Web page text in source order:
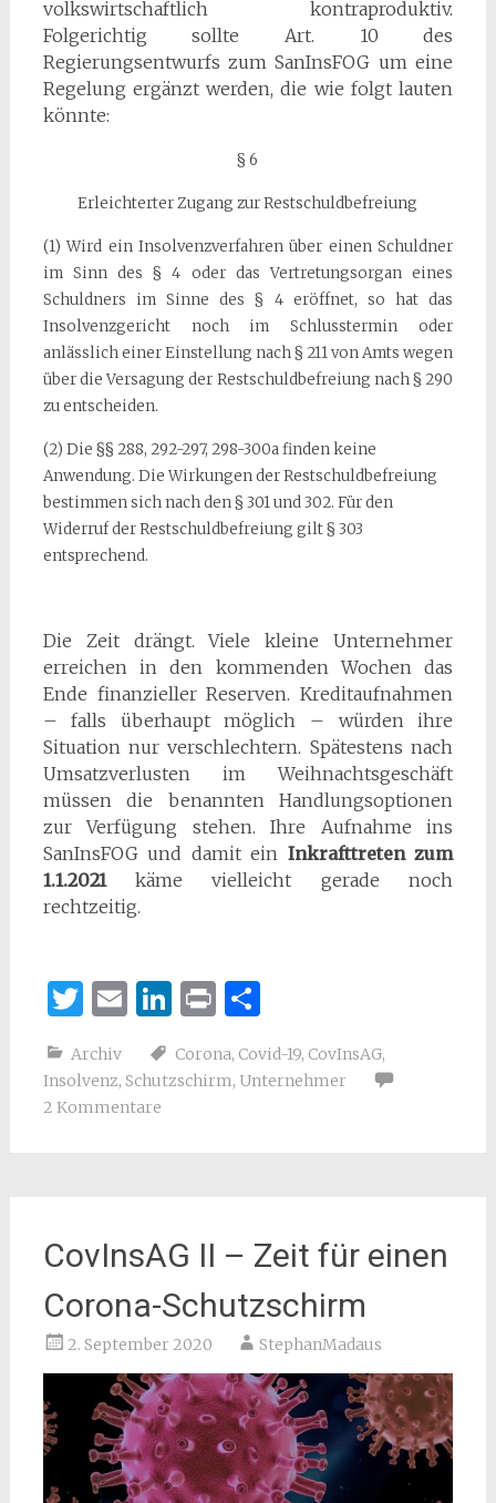
volkswirtschaftlich kontraproduktiv.
Folgerichtig sollte Art. 10 des
Regierungsentwurfs zum SanInsFOG um eine
Regelung ergänzt werden, die wie folgt lauten
könnte:
§ 6
Erleichterter Zugang zur Restschuldbefreiung
(1) Wird ein Insolvenzverfahren über einen Schuldner
im Sinn des § 4 oder das Vertretungsorgan eines
Schuldners im Sinne des § 4 eröffnet, so hat das
Insolvenzgericht noch im Schlusstermin oder
anlässlich einer Einstellung nach § 211 von Amts wegen
über die Versagung der Restschuldbefreiung nach § 290
zu entscheiden.
(2) Die §§ 288, 292-297, 298-300a finden keine
Anwendung. Die Wirkungen der Restschuldbefreiung
bestimmen sich nach den § 301 und 302. Für den
Widerruf der Restschuldbefreiung gilt § 303
entsprechend.
Die Zeit drängt. Viele kleine Unternehmer
erreichen in den kommenden Wochen das
Ende finanzieller Reserven. Kreditaufnahmen
– falls überhaupt möglich – würden ihre
Situation nur verschlechtern. Spätestens nach
Umsatzverlusten im Weihnachtsgeschäft
müssen die benannten Handlungsoptionen
zur Verfügung stehen. Ihre Aufnahme ins
SanInsFOG und damit ein Inkrafttreten zum
1.1.2021käme vielleicht gerade noch
rechtzeitig.
Twitter
Email
LinkedIn
PrintTeilen
Archiv Corona, Covid-19, CovInsAG,
Insolvenz, Schutzschirm, Unternehmer
2 Kommentare
CovInsAG II – Zeit für einen
Corona-Schutzschirm
2. September 2020 StephanMadaus